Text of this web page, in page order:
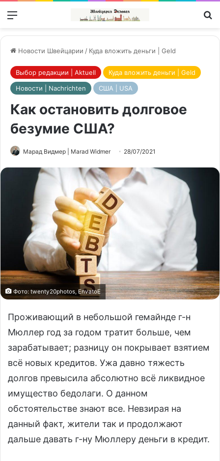
Меню
Новости Швейцарии / Куда вложить деньги | Geld
Выбор редакции | Aktuell
Куда вложить деньги | Geld
Новости | Nachrichten
США | USA
Как остановить долговое
безумие США?
Марад Видмер | Marad Widmer 28/07/2021
Фото: twenty20photos, EnvatoE
Проживающий в небольшой гемайнде г-н
Мюллер год за годом тратит больше, чем
зарабатывает; разницу он покрывает взятием
всё новых кредитов. Ужа давно тяжесть
долгов превысила абсолютно всё ликвидное
имущество бедолаги. О данном
обстоятельстве знают все. Невзирая на
данный факт, жители так и продолжают
дальше давать г-ну Мюллеру деньги в кредит.